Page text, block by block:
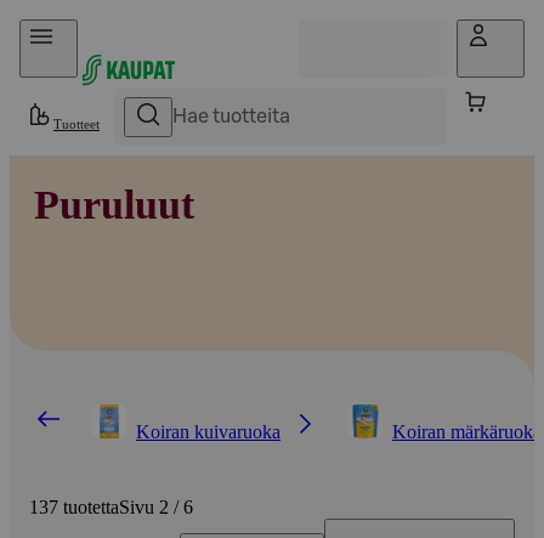
Hyppää sisältöön
Tuotteet
Puruluut
Koiran kuivaruoka Koiran
137 tuotettaSivu 2 / 6